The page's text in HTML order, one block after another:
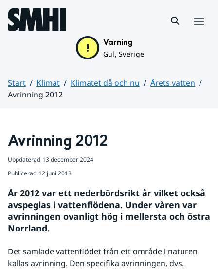
Hoppa till sidans innehåll
Varning
Gul, Sverige
Start Klimat Klimatet då och nu
Årets vatten
Avrinning 2012
Avrinning 2012
Uppdaterad 13 december 2024
Publicerad 12 juni 2013
År 2012 var ett nederbördsrikt år vilket också
avspeglas i vattenflödena. Under våren var
avrinningen ovanligt hög i mellersta och östra
Norrland.
Det samlade vattenflödet från ett område i naturen
kallas avrinning. Den specifika avrinningen, dvs.